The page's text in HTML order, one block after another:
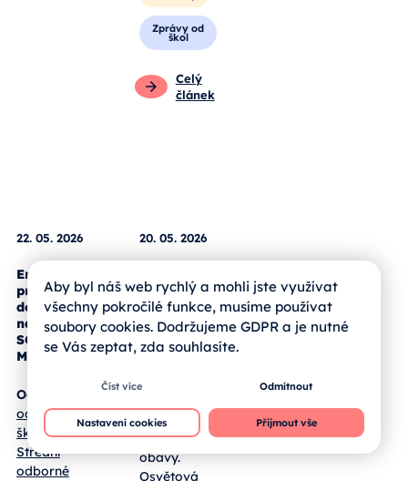
Pro rodiče
Pro
Pro žáky
22. 05. 2026
projektový
den a SWAP
na SOŠ a
SOU
Milevsko
20. 05. 2026
den v
Jihočeském
kraji
Lupénka není
Aby byl náš web rychlý a mohli jste využívat
všechny pokročilé funkce, musíme používat
soubory cookies. Dodržujeme GDPR a je nutné
se Vás zeptat, zda souhlasíte.
Číst více Odmítnout
Nastavení cookies Přijmout vše